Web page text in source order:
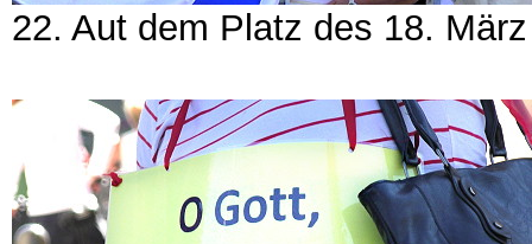
22. Aut dem Platz des 18.